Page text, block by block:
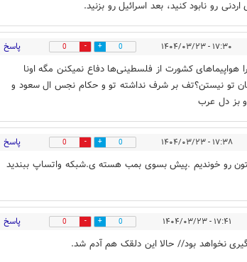
رو نابود کنید، بعد اسرائیل رو بزنید.
۱۷:۳۰ - ۱۴۰۴/۰۳/۲۳ 0
0 پاسخ
کشورت از فلسطینی‌ها دفاع نمیکنن مگه اونا
تو نیستن؟تف بر شرف نداشته تو و حکام نجس ال سعود و
بز دل عرب
۱۷:۳۸ - ۱۴۰۴/۰۳/۲۳ 0
0 پاسخ
رو خوندیم .پیش بسوی بمب هسته ی.شبکه واتساپ ببندید
۱۷:۴۱ - ۱۴۰۴/۰۳/۲۳ 0
0 پاسخ
نخواهد بود// حالا این دلقک هم آدم شد.